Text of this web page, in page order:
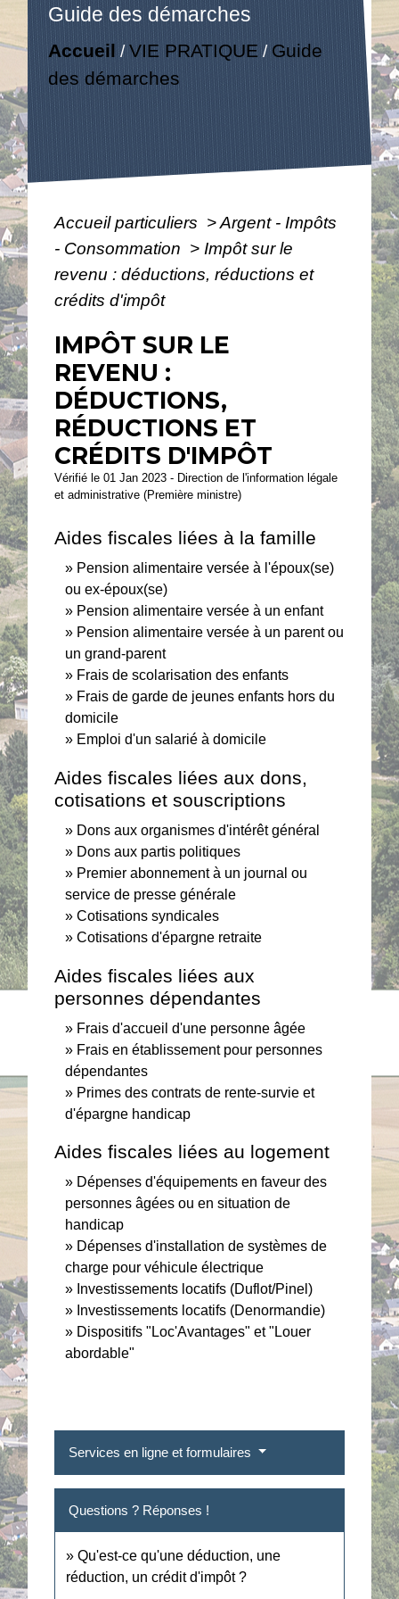
Guide des démarches
Accueil /VIE PRATIQUE / Guide
des démarches
Accueil particuliers >Argent - Impôts
- Consommation > Impôt sur le
revenu : déductions, réductions et
crédits d'impôt
IMPÔT SUR LE
REVENU :
DÉDUCTIONS,
RÉDUCTIONS ET
CRÉDITS D'IMPÔT
Vérifié le 01 Jan 2023 - Direction de l'information légale
et administrative (Première ministre)
Aides fiscales liées à la famille
Pension alimentaire versée à l'époux(se)
ou ex-époux(se)
Pension alimentaire versée à un enfant
Pension alimentaire versée à un parent ou
un grand-parent
Frais de scolarisation des enfants
Frais de garde de jeunes enfants hors du
domicile
Emploi d'un salarié à domicile
Aides fiscales liées aux dons,
cotisations et souscriptions
Dons aux organismes d'intérêt général
Dons aux partis politiques
Premier abonnement à un journal ou
service de presse générale
Cotisations syndicales
Cotisations d'épargne retraite
Aides fiscales liées aux
personnes dépendantes
Frais d'accueil d'une personne âgée
Frais en établissement pour personnes
dépendantes
Primes des contrats de rente-survie et
d'épargne handicap
Aides fiscales liées au logement
Dépenses d'équipements en faveur des
personnes âgées ou en situation de
handicap
Dépenses d'installation de systèmes de
charge pour véhicule électrique
Investissements locatifs (Duflot/Pinel)
Investissements locatifs (Denormandie)
Dispositifs "Loc'Avantages" et "Louer
abordable"
Services en ligne et formulaires
Questions ? Réponses !
Qu'est-ce qu'une déduction, une
réduction, un crédit d'impôt ?